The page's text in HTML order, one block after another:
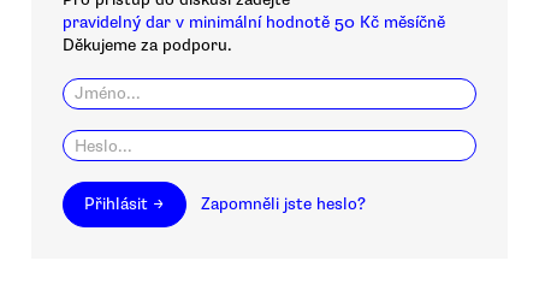
pravidelný dar v minimální hodnotě 50 Kč měsíčně
Děkujeme za podporu.
Přihlásit → Zapomněli jste heslo?